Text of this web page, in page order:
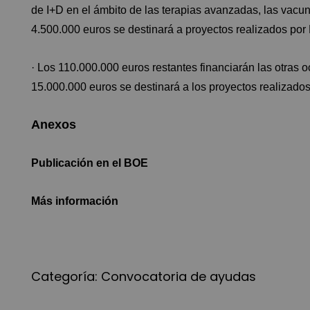
de I+D en el ámbito de las terapias avanzadas, las
4.500.000 euros se destinará a proyectos realizados por
· Los 110.000.000 euros restantes financiarán las otras
15.000.000 euros se destinará a los proyectos
Anexos
Publicación en el BOE
Más información
Categoría: Convocatoria de ayudas